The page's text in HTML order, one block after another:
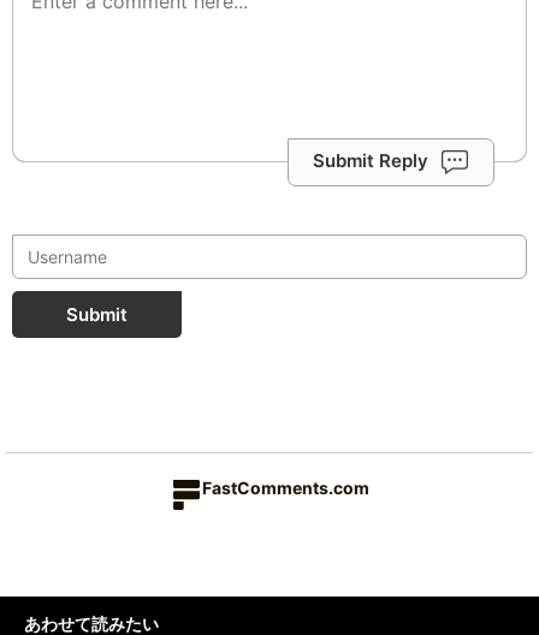
Submit Reply
Submit
FastComments.com
あわせて読みたい